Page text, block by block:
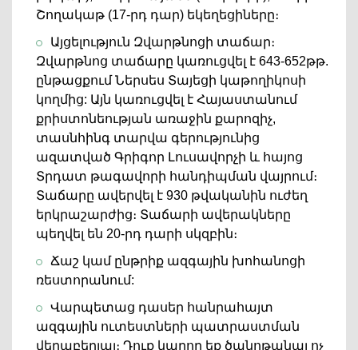
Շողակաթ (17-րդ դար) եկեղեցիները։
Այցելություն Զվարթնոցի տաճար։
Զվարթնոց տաճարը կառուցվել է 643-652թթ.
ընթացքում Ներսես Տայեցի կաթողիկոսի
կողմից: Այն կառուցվել է Հայաստանում
քրիստոնեության առաջին քարոզիչ,
տասնհինգ տարվա գերությունից
ազատված Գրիգոր Լուսավորչի և հայոց
Տրդատ թագավորի հանդիպման վայրում։
Տաճարը ավերվել է 930 թվականին ուժեղ
երկրաշարժից։ Տաճարի ավերակները
պեղվել են 20-րդ դարի սկզբին։
Ճաշ կամ ընթրիք ազգային խոհանոցի
ռեստորանում:
Վարպետաց դասեր հանրահայտ
ազգային ուտեստների պատրաստման
վերաբերյալ։ Դուք կարող եք ծանոթանալ ոչ